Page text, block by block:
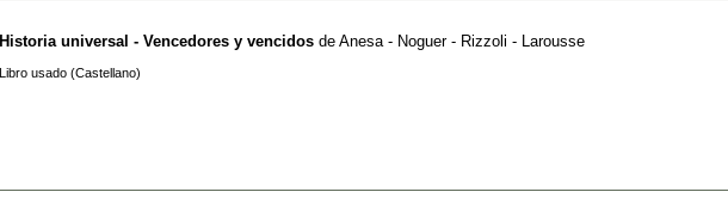
Historia universal - Vencedores y vencidos de Anesa - Noguer - Rizzoli - Larousse
Libro usado (Castellano)